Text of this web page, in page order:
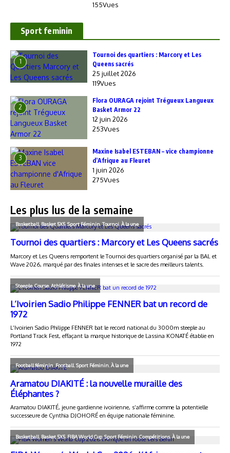
155Vues
Sport feminin
1
‎Tournoi des quartiers : Marcory et Les
Queens sacrés
25 juillet 2026
119Vues
2
Flora OURAGA rejoint Trégueux Langueux
Basket Armor 22
12 juin 2026
253Vues
3
Maxine Isabel ESTEBAN – vice championne
d’Afrique au Fleuret
1 juin 2026
275Vues
Les plus lus de la semaine